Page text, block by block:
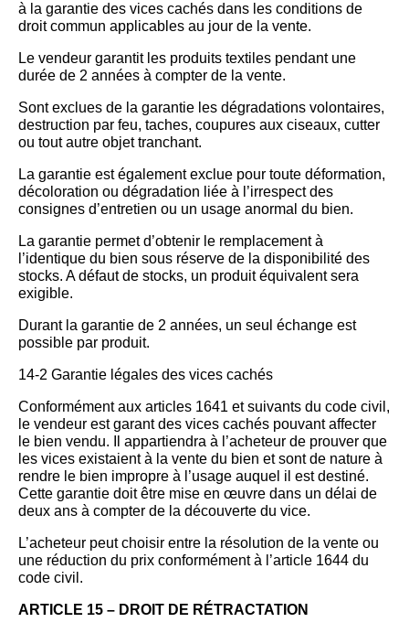
à la garantie des vices cachés dans les conditions de
droit commun applicables au jour de la vente.
Le vendeur garantit les produits textiles pendant une
durée de 2 années à compter de la vente.
Sont exclues de la garantie les dégradations volontaires,
destruction par feu, taches, coupures aux ciseaux, cutter
ou tout autre objet tranchant.
La garantie est également exclue pour toute déformation,
décoloration ou dégradation liée à l’irrespect des
consignes d’entretien ou un usage anormal du bien.
La garantie permet d’obtenir le remplacement à
l’identique du bien sous réserve de la disponibilité des
stocks. A défaut de stocks, un produit équivalent sera
exigible.
Durant la garantie de 2 années, un seul échange est
possible par produit.
14-2 Garantie légales des vices cachés
Conformément aux articles 1641 et suivants du code civil,
le vendeur est garant des vices cachés pouvant affecter
le bien vendu. Il appartiendra à l’acheteur de prouver que
les vices existaient à la vente du bien et sont de nature à
rendre le bien impropre à l’usage auquel il est destiné.
Cette garantie doit être mise en œuvre dans un délai de
deux ans à compter de la découverte du vice.
L’acheteur peut choisir entre la résolution de la vente ou
une réduction du prix conformément à l’article 1644 du
code civil.
ARTICLE 15 – DROIT DE RÉTRACTATION